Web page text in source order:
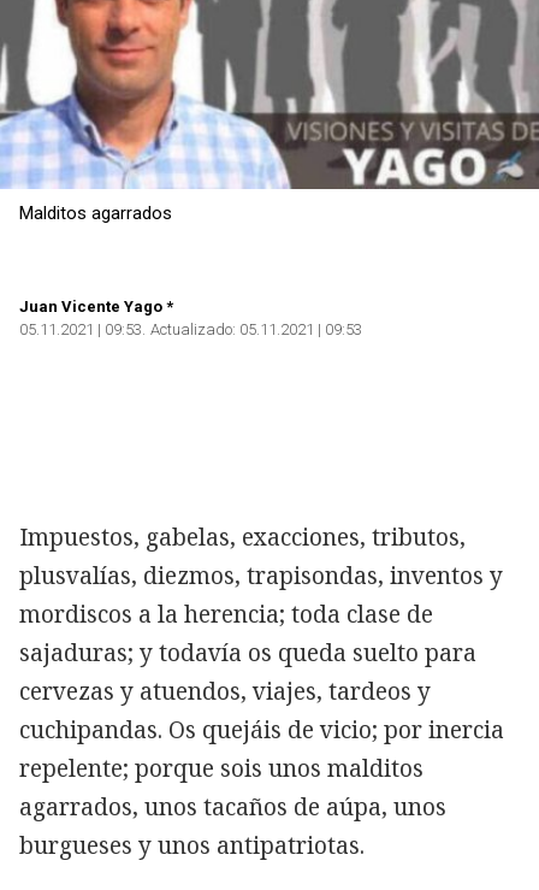
Malditos agarrados
Juan Vicente Yago *
05.11.2021 | 09:53 Actualizado: 05.11.2021 | 09:53
Impuestos, gabelas, exacciones, tributos,
plusvalías, diezmos, trapisondas, inventos y
mordiscos a la herencia; toda clase de
sajaduras; y todavía os queda suelto para
cervezas y atuendos, viajes, tardeos y
cuchipandas. Os quejáis de vicio; por inercia
repelente; porque sois unos malditos
agarrados, unos tacaños de aúpa, unos
burgueses y unos antipatriotas.